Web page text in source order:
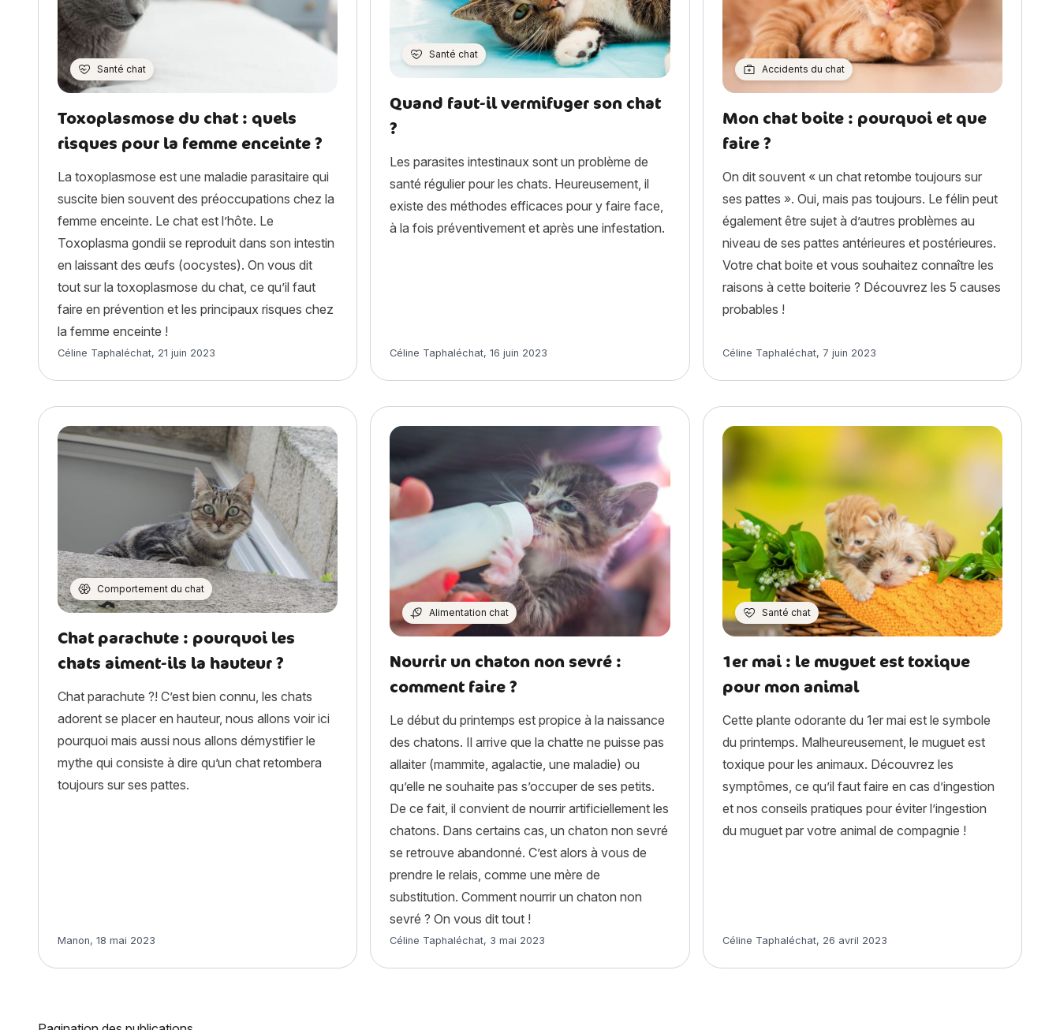
Santé chat
Toxoplasmose du chat : quels
risques pour la femme enceinte ?
La toxoplasmose est une maladie parasitaire qui
suscite bien souvent des préoccupations chez la
femme enceinte. Le chat est l’hôte. Le
Toxoplasma gondii se reproduit dans son intestin
en laissant des œufs (oocystes). On vous dit
tout sur la toxoplasmose du chat, ce qu’il faut
faire en prévention et les principaux risques chez
la femme enceinte !
Article rédigé par
Céline Taphaléchat, 21 juin 2023
Santé chat
Quand faut-il vermifuger son chat
?
Les parasites intestinaux sont un problème de
santé régulier pour les chats. Heureusement, il
existe des méthodes efficaces pour y faire face,
à la fois préventivement et après une infestation.
Article rédigé par
Céline Taphaléchat,16 juin 2023
Accidents du chat
Mon chat boite : pourquoi et que
faire ?
On dit souvent « un chat retombe toujours sur
ses pattes ». Oui, mais pas toujours. Le félin peut
également être sujet à d’autres problèmes au
niveau de ses pattes antérieures et postérieures.
Votre chat boite et vous souhaitez connaître les
raisons à cette boiterie ? Découvrez les 5 causes
probables !
Article rédigé par
Céline Taphaléchat, 7 juin 2023
Comportement du chat
Chat parachute : pourquoi les
chats aiment-ils la hauteur ?
Chat parachute ?! C’est bien connu, les chats
adorent se placer en hauteur, nous allons voir ici
pourquoi mais aussi nous allons démystifier le
mythe qui consiste à dire qu’un chat retombera
toujours sur ses pattes.
Article rédigé par
Manon, 18 mai 2023
Alimentation chat
Nourrir un chaton non sevré :
comment faire ?
Le début du printemps est propice à la naissance
des chatons. Il arrive que la chatte ne puisse pas
allaiter (mammite, agalactie, une maladie) ou
qu’elle ne souhaite pas s’occuper de ses petits.
De ce fait, il convient de nourrir artificiellement les
chatons. Dans certains cas, un chaton non sevré
se retrouve abandonné. C’est alors à vous de
prendre le relais, comme une mère de
substitution. Comment nourrir un chaton non
sevré ? On vous dit tout !
Article rédigé par
Céline Taphaléchat, 3 mai 2023
Santé chat
1er mai : le muguet est toxique
pour mon animal
Cette plante odorante du 1er mai est le symbole
du printemps. Malheureusement, le muguet est
toxique pour les animaux. Découvrez les
symptômes, ce qu’il faut faire en cas d’ingestion
et nos conseils pratiques pour éviter l’ingestion
du muguet par votre animal de compagnie !
Article rédigé par
Céline Taphaléchat, 26 avril 2023